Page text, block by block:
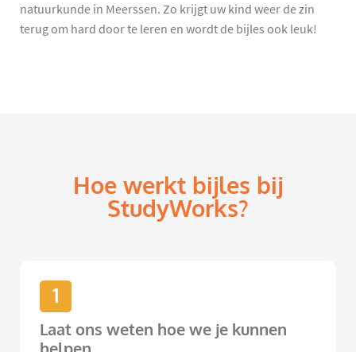
natuurkunde in Meerssen. Zo krijgt uw kind weer de zin
terug om hard door te leren en wordt de bijles ook leuk!
Hoe werkt bijles bij
StudyWorks?
1
Laat ons weten hoe we je kunnen